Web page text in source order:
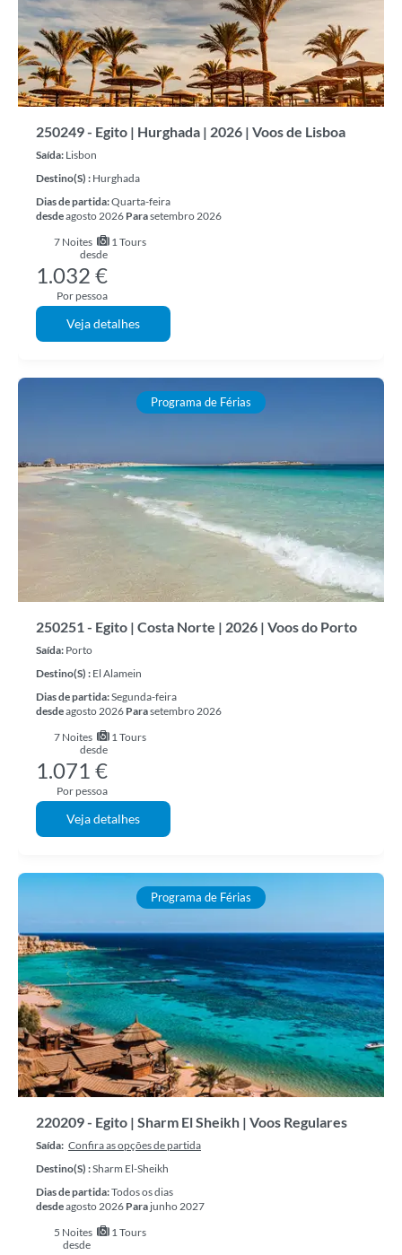
250249 - Egito | Hurghada | 2026 | Voos de Lisboa
Saída: Lisbon
Destino(s) : Hurghada
Dias de partida:Quarta-feira
desdeagosto 2026 Parasetembro 2026
7 Noites
1 Tours
desde
1.032 €
Por pessoa
Veja detalhes
Programa de Férias
250251 - Egito | Costa Norte | 2026 | Voos do Porto
Saída: Porto
Destino(s) : El Alamein
Dias de partida:Segunda-feira
desdeagosto 2026 Parasetembro 2026
7 Noites
1 Tours
desde
1.071 €
Por pessoa
Veja detalhes
Programa de Férias
220209 - Egito | Sharm El Sheikh | Voos Regulares
Saída: Confira as opções de partida
Destino(s) :Sharm El-Sheikh
Dias de partida:Todos os dias
desdeagosto 2026 Para junho 2027
5 Noites
1 Tours
desde